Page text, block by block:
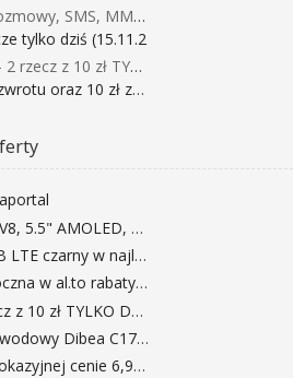
przez 6 miesięcy za darmo za przeniesienie numeru do Play NEXT
tylko dziś (15.11.2
z 10 zł TYLKO DZISIAJ
oraz 10 zł za r
Homecare AICALL V8, 5.5" AMOLED, 4/128GB, Snapdragon 652, LTE, QC3.0, 3400mAh za 416zł
HTC U Ultra 4/64GB LTE czarny w najlepszej cenie na rynku 799 zł!!!
Wyprzedaż noworoczna w al.to rabaty do 72%
Home&you - 2 rzecz z 10 zł TYLKO DZISIAJ
Odkurzacz bezprzewodowy Dibea C17 za 77.99$ (~290zł)
Waga kuchenna w okazyjnej cenie 6,99$